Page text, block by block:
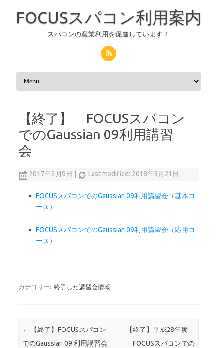
FOCUSスパコン利用案内
スパコンの産業利用を促進しています！
コンテンツへスキップ
【終了】 FOCUSスパコン
でのGaussian 09利用講習
会
2017年2月9日 Last modified: 2018年8月21日
FOCUSスパコンでのGaussian 09利用講習会（基本コ
ース）
FOCUSスパコンでのGaussian 09利用講習会（応用コ
ース）
カテゴリー: 終了した講習会情報
投稿ナビゲーション
←
【終了】FOCUSスパコン
でのGaussian 09 利用講習会
【終了】平成28年度
FOCUSスパコンでの